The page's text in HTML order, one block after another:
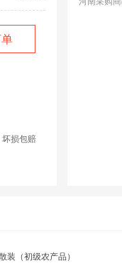
坏损包赔
装（初级农产品）